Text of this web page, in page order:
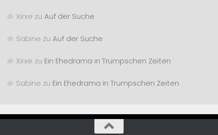
Xirxe zu Auf der Suche
Sabine zu Auf der Suche
Xirxe zu Ein Ehedrama in Trumpschen Zeiten
Sabine zu Ein Ehedrama in Trumpschen Zeiten